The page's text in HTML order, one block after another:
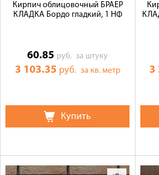
Кирпич облицовочный БРАЕР
КЛАДКА Бордо гладкий, 1 НФ
60.85 руб.за штуку
3 103.35 руб. за кв. метр
Купить
3